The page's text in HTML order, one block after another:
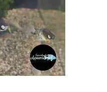
kan
gekozen
worden
op
de
productpagina